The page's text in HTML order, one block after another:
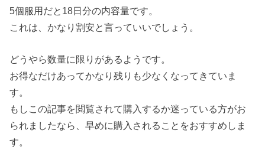
5個服用だと18日分の内容量です。
これは、かなり割安と言っていいでしょう。
どうやら数量に限りがあるようです。
お得なだけあってかなり残りも少なくなってきていま
す。
もしこの記事を閲覧されて購入するか迷っている方がお
られましたなら、早めに購入されることをおすすめしま
す。